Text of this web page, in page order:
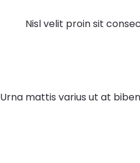
Nisl velit proin sit
Urna mattis varius ut at